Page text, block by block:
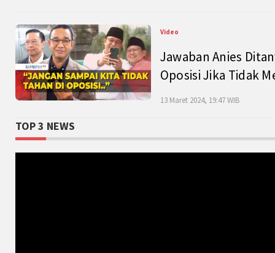
Video
Jawaban Anies
Oposisi Jika Tidak
13 Maret 2024, 19:47 WIB
TOP 3 NEWS